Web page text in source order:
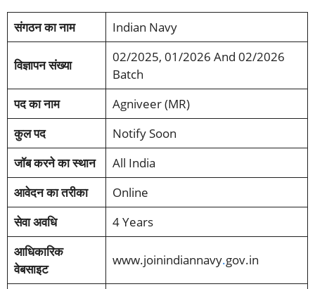
संगठन का नाम Indian Navy
विज्ञापन संख्या
02/2025, 01/2026 And 02/2026
Batch
पद का नाम
Agniveer (MR)
कुल पद
Notify Soon
जॉब करने का स्थान
All India
आवेदन का तरीका
Online
सेवा अवधि
4 Years
आधिकारिक
वेबसाइट
www.joinindiannavy.gov.in